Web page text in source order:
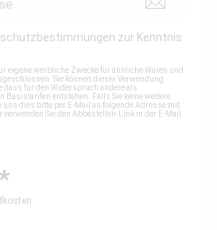
zur Kenntnis
eigene werbliche Zwecke für ähnliche Waren und
Sie können dieser Verwendung
dass für den Widerspruch andere als
Basistarifen entstehen. Falls Sie keine weitere
dies bitte per E-Mail an folgende Adresse mit:
verwenden Sie den Abbestellen-Link in der E-Mail.